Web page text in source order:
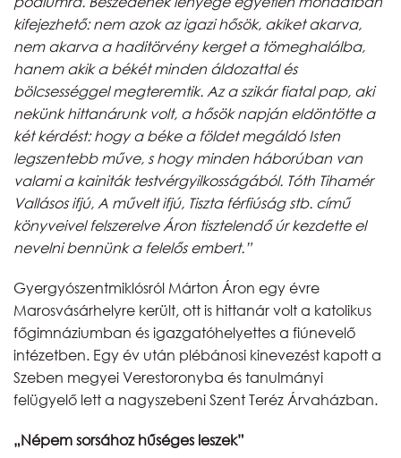
kifejezhető: nem azok az igazi hősök, akiket akarva,
nem akarva a haditörvény kerget a tömeghalálba,
hanem akik a békét minden áldozattal és
bölcsességgel megteremtik. Az a szikár fiatal pap, aki
nekünk hittanárunk volt, a hősök napján eldöntötte a
két kérdést: hogy a béke a földet megáldó Isten
legszentebb műve, s hogy minden háborúban van
valami a kainiták testvérgyilkosságából. Tóth Tihamér
Vallásos ifjú, A művelt ifjú, Tiszta férfiúság stb. című
könyveivel felszerelve Áron tisztelendő úr kezdette el
nevelni bennünk a felelős embert.”
Gyergyószentmiklósról Márton Áron egy évre
Marosvásárhelyre került, ott is hittanár volt a katolikus
főgimnáziumban és igazgatóhelyettes a fiúnevelő
intézetben. Egy év után plébánosi kinevezést kapott a
Szeben megyei Verestoronyba és tanulmányi
felügyelő lett a nagyszebeni Szent Teréz Árvaházban.
„Népem sorsához hűséges leszek”